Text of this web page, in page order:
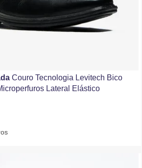
Couro Tecnologia Levitech Bico
Lateral Elástico